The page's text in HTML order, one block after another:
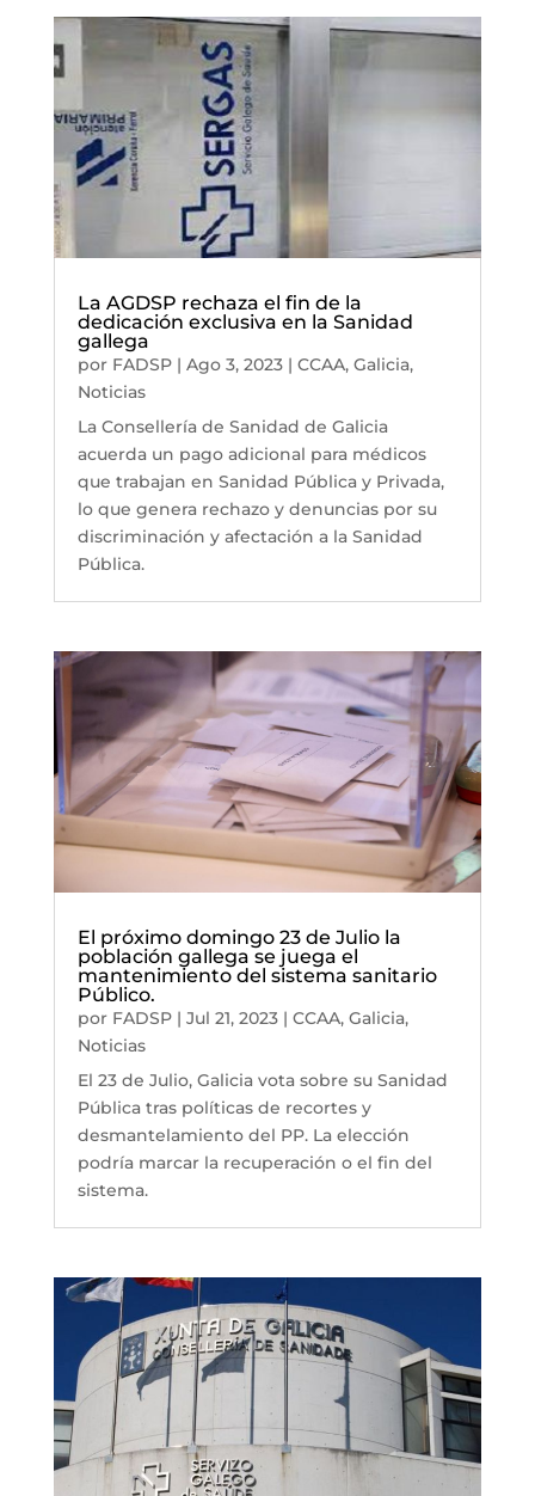
La AGDSP rechaza el fin de la
dedicación exclusiva en la Sanidad
gallega
por FADSP| Ago 3, 2023| CCAA, Galicia,
Noticias
La Consellería de Sanidad de Galicia
acuerda un pago adicional para médicos
que trabajan en Sanidad Pública y Privada,
lo que genera rechazo y denuncias por su
discriminación y afectación a la Sanidad
Pública.
El próximo domingo 23 de Julio la
población gallega se juega el
mantenimiento del sistema sanitario
Público.
por FADSP| Jul 21, 2023| CCAA, Galicia,
Noticias
El 23 de Julio, Galicia vota sobre su Sanidad
Pública tras políticas de recortes y
desmantelamiento del PP. La elección
podría marcar la recuperación o el fin del
sistema.